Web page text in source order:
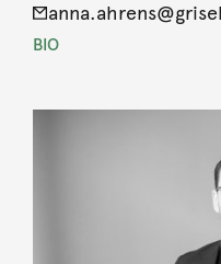
BIO